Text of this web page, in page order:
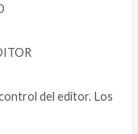
del editor. Los